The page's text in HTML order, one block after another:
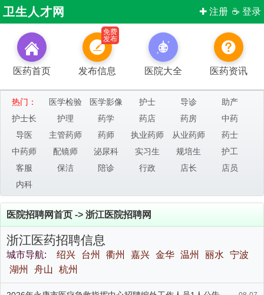
☕ 登录
✚ 注册
卫生人才网
医药首页
免费
发布
发布信息 医院大全 医药资讯
热门： 医学检验 医学影像 护士 导诊
助产
护士长
护理 药学 药店 药房
中药
导医
主管药师 药师 执业药师 从业药师
药士
中药师
配镜师 泌尿科 实习生 规培生
护工
客服
保洁 陪诊 行政 店长
店员
内科
医院招聘网首页 -> 浙江医院招聘网
浙江医药招聘信息
城市导航: 绍兴 台州 衢州 嘉兴 金华 温州 丽水
宁波
湖州
舟山 杭州